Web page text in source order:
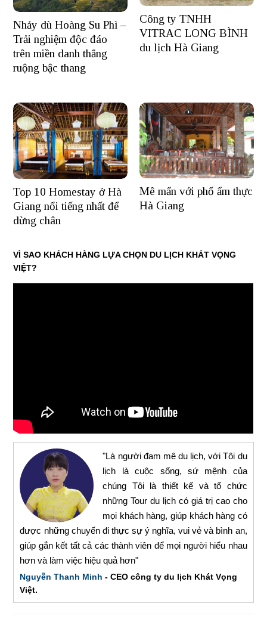
Nhảy dù Hoàng Su Phì –
Trải nghiệm độc đáo
trên miền danh thắng
ruộng bậc thang
Công ty TNHH
VITRAC LONG BÌNH
du lịch Hà Giang
Top 10 Homestay ở Hà
Giang nổi tiếng nhất để
dừng chân
Mê mẩn với phố ẩm thực
Hà Giang
VÌ SAO KHÁCH HÀNG LỰA CHỌN DU LỊCH KHÁT VỌNG
VIỆT?
"Là người đam mê du lịch, với Tôi du
lịch là cuộc sống, sứ mệnh của
chúng Tôi là thiết kế và tổ chức
những Tour du lịch có giá trị cao cho
mọi khách hàng, giúp khách hàng có
được những chuyến đi thực sự ý nghĩa, vui vẻ và bình an,
giúp gắn kết tất cả các thành viên để mọi người hiểu nhau
hơn và làm việc hiệu quả hơn"
Nguyễn Thanh Minh - CEO công ty du lịch Khát Vọng
Việt.